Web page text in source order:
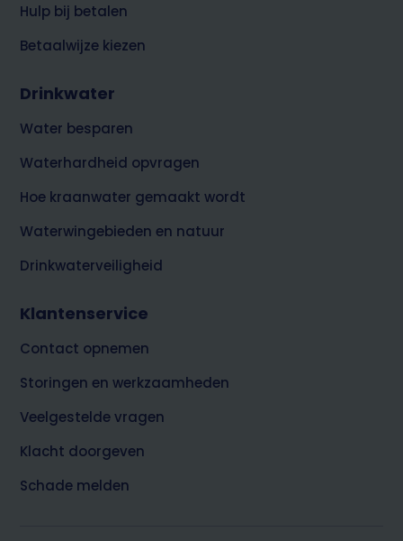
Hulp bij betalen
Betaalwijze kiezen
Drinkwater
Water besparen
Waterhardheid opvragen
Hoe kraanwater gemaakt wordt
Waterwingebieden en natuur
Drinkwaterveiligheid
Klantenservice
Contact opnemen
Storingen en werkzaamheden
Veelgestelde vragen
Klacht doorgeven
Schade melden